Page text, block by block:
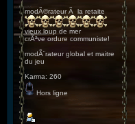
modÃ©rateur Ã la retaite
vieux loup de mer
crÃªve ordure communiste!
modÃ¨rateur global et maitre
du jeu
Karma: 260
Hors ligne